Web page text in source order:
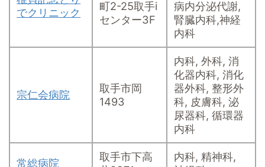
でクリニック
町2-25取手i
センター3F
病内分泌代謝,
腎臓内科,神経
内科
宗仁会病院
取手市岡
1493
内科, 外科, 消
化器内科, 消化
器外科, 整形外
科, 皮膚科, 泌
尿器科, 循環器
内科
常総病院
取手市下高
内科, 精神科,